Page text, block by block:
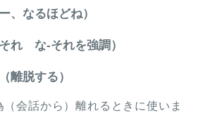
なるほどね）
れ な-それを強調）
脱する）
会話から）離れるときに使いま